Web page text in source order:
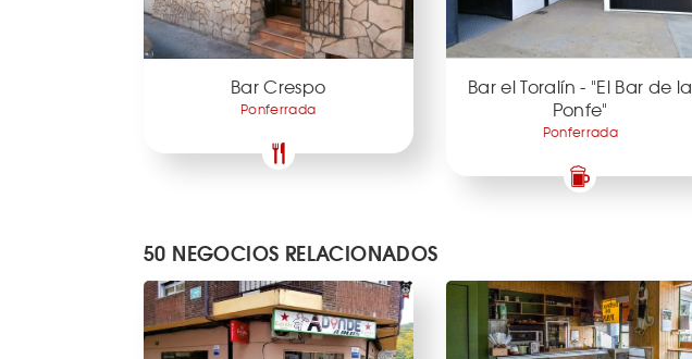
Bar Crespo
Ponferrada
Bar el Toralín - "El Bar de la
Ponfe"
Ponferrada
50 NEGOCIOS RELACIONADOS